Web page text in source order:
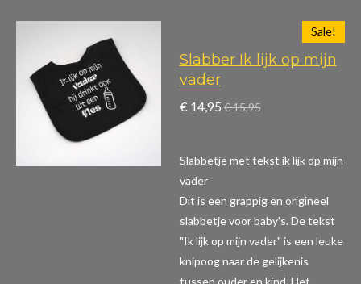
Sale!
Slabber Ik lijk op mijn
vader
€ 14,95 € 15,95
Slabbetje met tekst ik lijk op mijn
vader
Dit is een grappig en origineel
slabbetje voor baby's. De tekst
"Ik lijk op mijn vader" is een leuke
knipoog naar de gelijkenis
tussen ouder en kind. Het